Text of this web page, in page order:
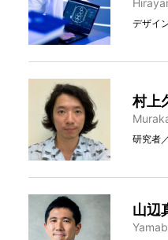
デザイ
村上
研究者
山辺